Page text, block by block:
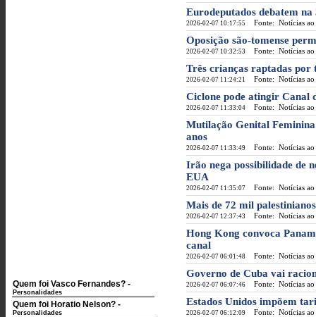
Quem foi Vasco Fernandes? -
Personalidades
Quem foi Horatio Nelson? -
Personalidades
Eurodeputados debatem
2026-02-07 10:17:55 Fonte: Notícias
Oposição são-tomense
2026-02-07 10:32:53 Fonte: Notícias
Três crianças raptadas
2026-02-07 11:24:21 Fonte: Notícias
Ciclone pode atingir Canal
2026-02-07 11:33:04 Fonte: Notícias
Mutilação Genital Feminina
anos
2026-02-07 11:33:49 Fonte: Notícias
Irão nega possibilidade de
EUA
2026-02-07 11:35:07 Fonte: Notícias
Mais de 72 mil
2026-02-07 12:37:43 Fonte: Notícias
Hong Kong convoca
canal
2026-02-07 06:01:48 Fonte: Notícias
Governo de Cuba vai
2026-02-07 06:07:46 Fonte: Notícias
Estados Unidos impõem
2026-02-07 06:12:09 Fonte: Notícias